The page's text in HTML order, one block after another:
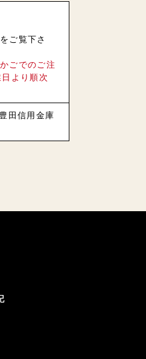
ご覧下さ
ごでのご注
より順次
田信用金庫